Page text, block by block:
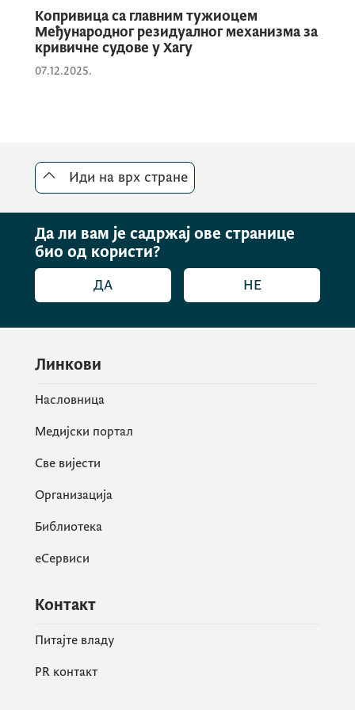
имплементацију препорукаGRECO
од мјерила у поглављу 23.
Влади упутио Национални савјет за борбу
потпредсједник Копривица, а Влада је
једногласно усвојила.
Копривица са главним тужиоцем
Међународног резидуалног механизма за
кривичне судове у Хагу
07.12.2025.
Иди на врх стране
Да ли вам је садржај ове странице
био од користи?
ДА НЕ
Линкови
Насловница
Медијски портал
Све вијести
Организација
Библиотека
еСервиси
Контакт
Питајте владу
PR контакт